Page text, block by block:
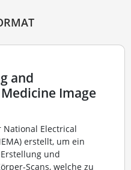
and
Image
National Electrical
erstellt, um ein
und
Scans, welche zu